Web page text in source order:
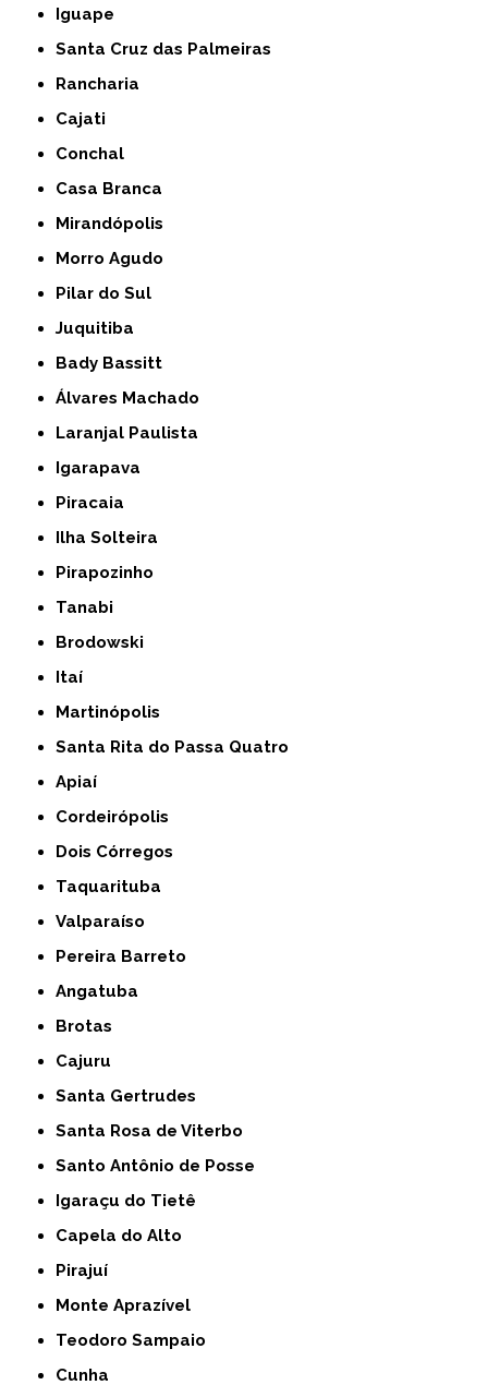
Iguape
Santa Cruz das Palmeiras
Rancharia
Cajati
Conchal
Casa Branca
Mirandópolis
Morro Agudo
Pilar do Sul
Juquitiba
Bady Bassitt
Álvares Machado
Laranjal Paulista
Igarapava
Piracaia
Ilha Solteira
Pirapozinho
Tanabi
Brodowski
Itaí
Martinópolis
Santa Rita do Passa Quatro
Apiaí
Cordeirópolis
Dois Córregos
Taquarituba
Valparaíso
Pereira Barreto
Angatuba
Brotas
Cajuru
Santa Gertrudes
Santa Rosa de Viterbo
Santo Antônio de Posse
Igaraçu do Tietê
Capela do Alto
Pirajuí
Monte Aprazível
Teodoro Sampaio
Cunha